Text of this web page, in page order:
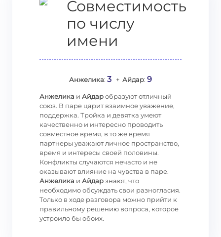
Совместимость
по числу
имени
Анжелика: 3 + Айдар: 9
Анжелика и Айдаробразуют отличный
союз. В паре царит взаимное уважение,
поддержка. Тройка и девятка умеют
качественно и интересно проводить
совместное время, в то же время
партнеры уважают личное пространство,
время и интересы своей половины.
Конфликты случаются нечасто и не
оказывают влияние на чувства в паре.
Анжелика и Айдарзнают, что
необходимо обсуждать свои разногласия.
Только в ходе разговора можно прийти к
правильному решению вопроса, которое
устроило бы обоих.